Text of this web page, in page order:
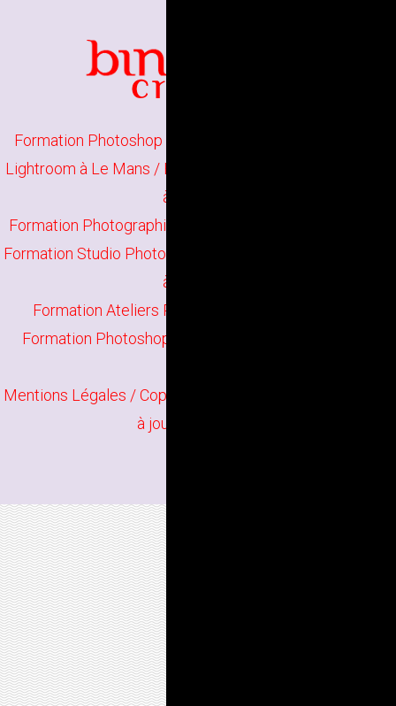
Formation Photoshop Initiation à Le Mans
Lightroom à Le Mans / Formation Photographie Initiation
à Le Mans
Formation Photographie Perfectionnement à Le Mans
Formation Studio Photo à Le Mans
à Le Mans
Formation Ateliers Photographiques à Le Mans
Formation Photoshop Perfectionnement à Le Mans
Mentions Légales / Copyright
à jour en juin 2026